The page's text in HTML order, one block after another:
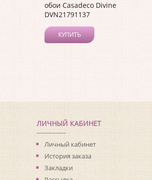
обои Casadeco Divine
DVN21791137
КУПИТЬ
ЛИЧНЫЙ КАБИНЕТ
Личный кабинет
История заказа
Закладки